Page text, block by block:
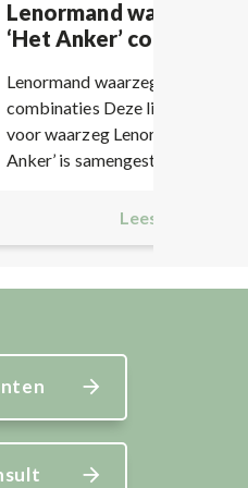
Lenormand
‘Het Anker’
Lenormand waarzegkaart ‘Het
combinaties Deze lijst met
voor waarzeg Lenormandkaart
Anker’ is samengesteld en
Lees meer